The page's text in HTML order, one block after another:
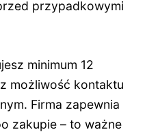
przypadkowymi
minimum 12
możliwość kontaktu
Firma zapewnia
zakupie – to ważne